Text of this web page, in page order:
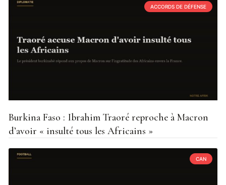
ACCORDS DE DÉFENSE
Burkina Faso : Ibrahim Traoré reproche à Macron
d’avoir « insulté tous les Africains »
CAN